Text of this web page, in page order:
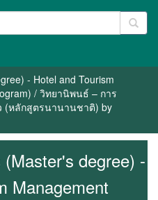
- Hotel and Tourism
/ วิทยานิพนธ์ – การ
(หลักสูตรนานานชาติ) by
degree) -
Management